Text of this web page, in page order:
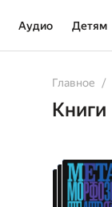
Аудио Детям
Главное
Книги